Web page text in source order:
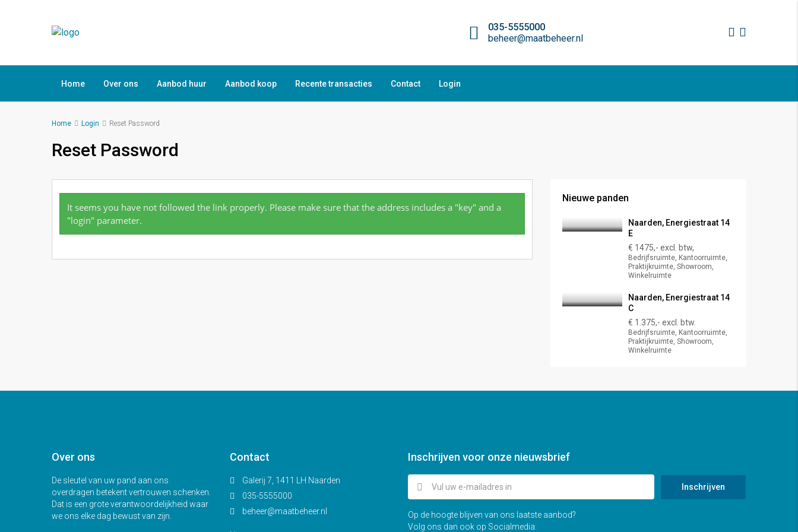
035-5555000
beheer@maatbeheer.nl
Home Over ons Aanbod huur Aanbod koop Recente transacties Contact Login
Home Login Reset Password
Reset Password
It seems you have not followed the link properly. Please make sure that the address includes a "key" and a
"login" parameter.
Nieuwe panden
Naarden, Energiestraat 14
E
€ 1475,- excl. btw,
Bedrijfsruimte, Kantoorruimte,
Praktijkruimte, Showroom,
Winkelruimte
Naarden, Energiestraat 14
C
€ 1.375,- excl. btw.
Bedrijfsruimte, Kantoorruimte,
Praktijkruimte, Showroom,
Winkelruimte
Over ons
De sleutel van uw pand aan ons
overdragen betekent vertrouwen schenken.
Dat is een grote verantwoordelijkheid waar
we ons elke dag bewust van zijn.
Contact
Galerij 7, 1411 LH Naarden
035-5555000
beheer@maatbeheer.nl
Inschrijven voor onze nieuwsbrief
Inschrijven
Op de hoogte blijven van ons laatste aanbod?
Volg ons dan ook op Socialmedia: